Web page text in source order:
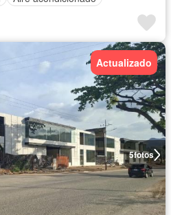
5fotos
Actualizado